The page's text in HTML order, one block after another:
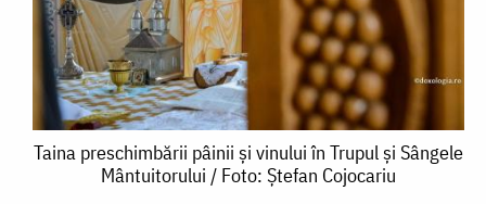
Taina
preschimbării
Taina preschimbării pâinii și vinului în Trupul și Sângele
Mântuitorului / Foto: Ștefan Cojocariu